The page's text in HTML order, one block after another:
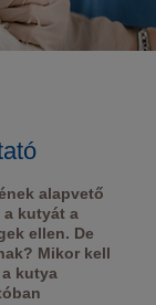
alapvető
a kutyát a
ellen. De
Mikor kell
kutya